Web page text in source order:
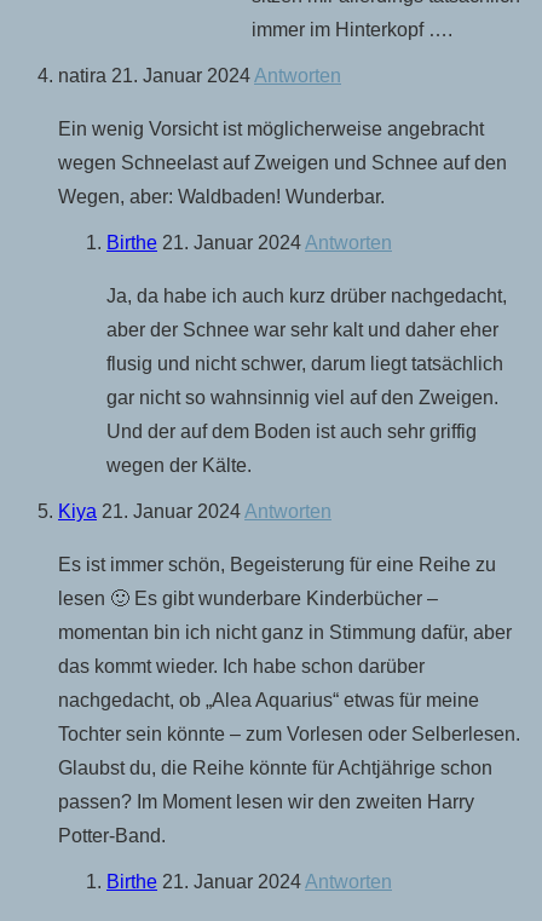
immer im Hinterkopf ….
natira 21. Januar 2024Antworten
Ein wenig Vorsicht ist möglicherweise angebracht
wegen Schneelast auf Zweigen und Schnee auf den
Wegen, aber: Waldbaden! Wunderbar.
Birthe 21. Januar 2024Antworten
Ja, da habe ich auch kurz drüber nachgedacht,
aber der Schnee war sehr kalt und daher eher
flusig und nicht schwer, darum liegt tatsächlich
gar nicht so wahnsinnig viel auf den Zweigen.
Und der auf dem Boden ist auch sehr griffig
wegen der Kälte.
Kiya 21. Januar 2024Antworten
Es ist immer schön, Begeisterung für eine Reihe zu
lesen 🙂 Es gibt wunderbare Kinderbücher –
momentan bin ich nicht ganz in Stimmung dafür, aber
das kommt wieder. Ich habe schon darüber
nachgedacht, ob „Alea Aquarius“ etwas für meine
Tochter sein könnte – zum Vorlesen oder Selberlesen.
Glaubst du, die Reihe könnte für Achtjährige schon
passen? Im Moment lesen wir den zweiten Harry
Potter-Band.
Birthe 21. Januar 2024Antworten